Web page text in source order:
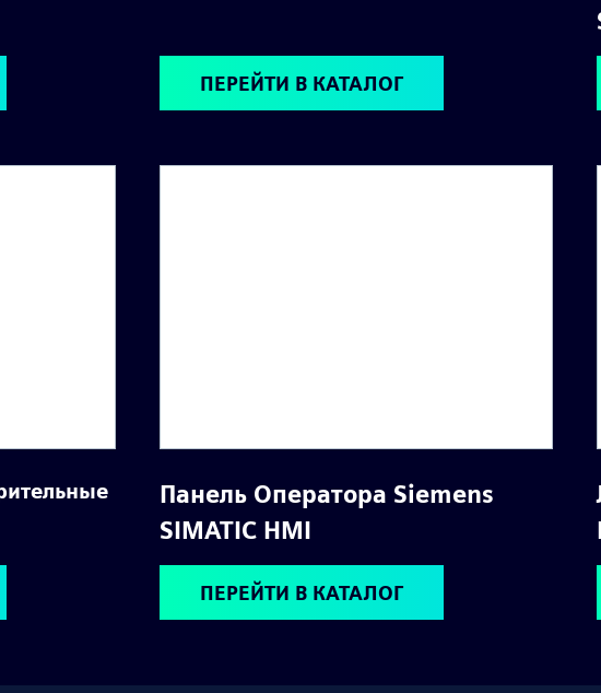
ПЕРЕЙТИ В КАТАЛОГ
Панель Оператора Siemens
SIMATIC HMI
ПЕРЕЙТИ В КАТАЛОГ